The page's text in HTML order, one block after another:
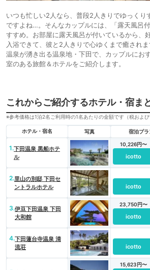
いつも忙しい2人なら、普段2人きりでゆっくり
ですよね…。そんなカップルには、「露天風呂
すすめ。お部屋に露天風呂が付いているから、
入浴できて、彼と2人きりで心ゆくまで癒され
温泉が湧き出る温泉地・下田で、カップルにお
室のある旅館＆ホテルをご紹介します。
これからご紹介するホテル・宿ま
※参考価格は1泊2名ご利用時の1名あたりの金額です（税および
ホテル・宿名 写真 宿泊プ
1.下田温泉 黒船ホテ
ル
10,226円〜
icotto
2.里山の別邸 下田セ
ントラルホテル
icotto
3.伊豆下田温泉 下田
大和館
23,750円〜
icotto
4.下田蓮台寺温泉 清
流荘
icotto
15,623円〜